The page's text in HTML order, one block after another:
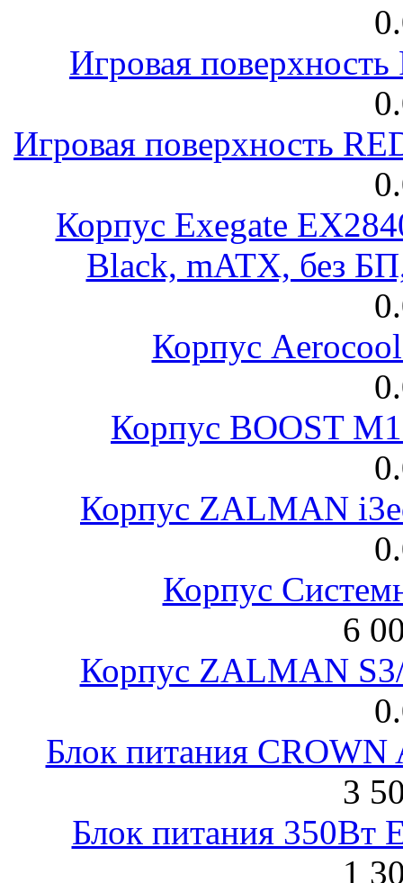
Игровая
Игровая поверхность
Корпус Exegate
Black, mATX, без
Корпус
Корпус BOOST
Корпус ZALMAN
Корпус
6
Корпус ZALMAN
Блок питания
3
Блок питания 350Вт
1